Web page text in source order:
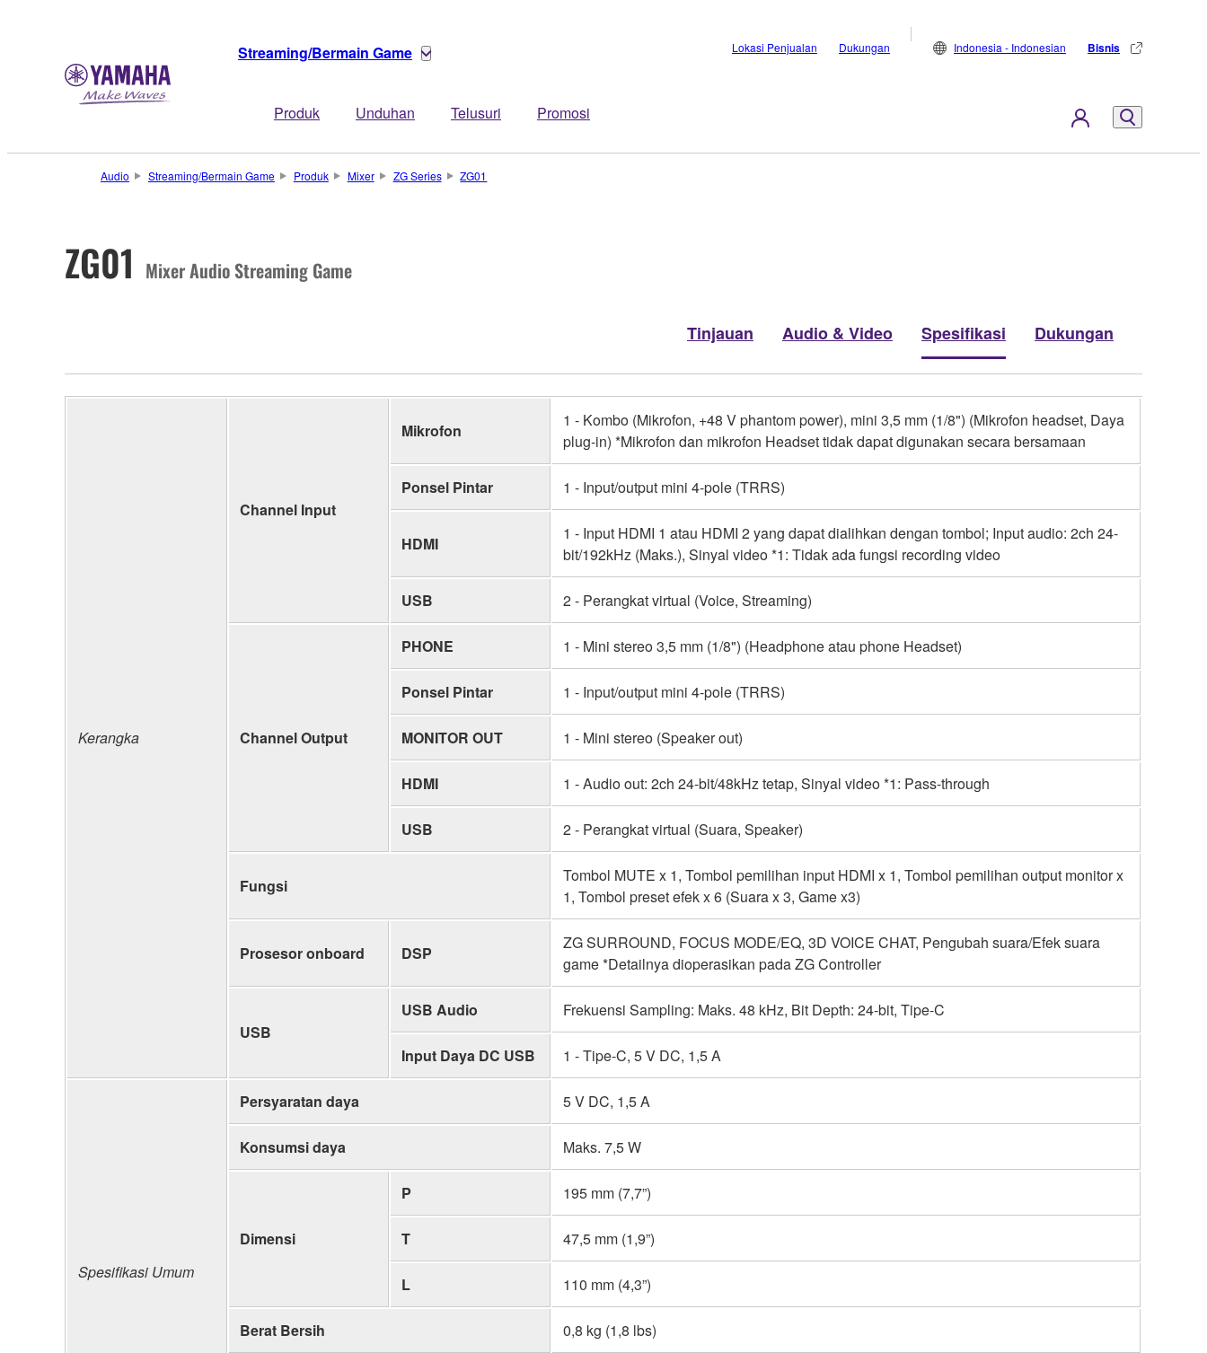
Streaming/Bermain Game
Produk Unduhan Telusuri Promosi
Lokasi Penjualan Dukungan Indonesia - Indonesian Bisnis
Audio Streaming/Bermain Game Produk Mixer ZG Series ZG01
ZG01 Mixer Audio Streaming Game
Tinjauan Audio & Video Spesifikasi Dukungan
Kerangka
Channel Input
Mikrofon
1 - Kombo (Mikrofon, +48 V phantom power), mini 3,5 mm (1/8") (Mikrofon headset, Daya
plug-in) *Mikrofon dan mikrofon Headset tidak dapat digunakan secara bersamaan
Ponsel Pintar 1 - Input/output mini 4-pole (TRRS)
HDMI
1 - Input HDMI 1 atau HDMI 2 yang dapat dialihkan dengan tombol; Input audio: 2ch 24-
bit/192kHz (Maks.), Sinyal video *1: Tidak ada fungsi recording video
USB 2 - Perangkat virtual (Voice, Streaming)
Channel Output
PHONE 1 - Mini stereo 3,5 mm (1/8") (Headphone atau phone Headset)
Ponsel Pintar 1 - Input/output mini 4-pole (TRRS)
MONITOR OUT 1 - Mini stereo (Speaker out)
HDMI 1 - Audio out: 2ch 24-bit/48kHz tetap, Sinyal video *1: Pass-through
USB 2 - Perangkat virtual (Suara, Speaker)
Fungsi
Tombol MUTE x 1, Tombol pemilihan input HDMI x 1, Tombol pemilihan output monitor x
1, Tombol preset efek x 6 (Suara x 3, Game x3)
Prosesor onboard DSP
ZG SURROUND, FOCUS MODE/EQ, 3D VOICE CHAT, Pengubah suara/Efek suara
game *Detailnya dioperasikan pada ZG Controller
USB
USB Audio Frekuensi Sampling: Maks. 48 kHz, Bit Depth: 24-bit, Tipe-C
Input Daya DC USB 1 - Tipe-C, 5 V DC, 1,5 A
Spesifikasi Umum
Persyaratan daya 5 V DC, 1,5 A
Konsumsi daya Maks. 7,5 W
Dimensi
P 195 mm (7,7”)
T 47,5 mm (1,9”)
L 110 mm (4,3”)
Berat Bersih 0,8 kg (1,8 lbs)